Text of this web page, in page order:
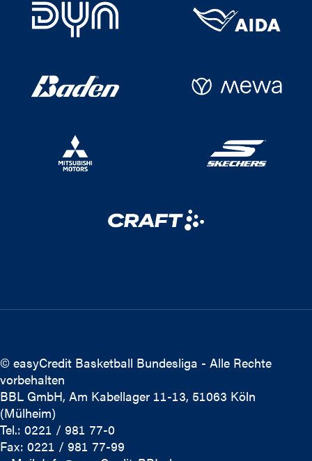
© easyCredit Basketball Bundesliga - Alle Rechte
vorbehalten
BBL GmbH, Am Kabellager 11-13, 51063 Köln
(Mülheim)
Tel.: 0221 / 981 77-0
Fax: 0221 / 981 77-99